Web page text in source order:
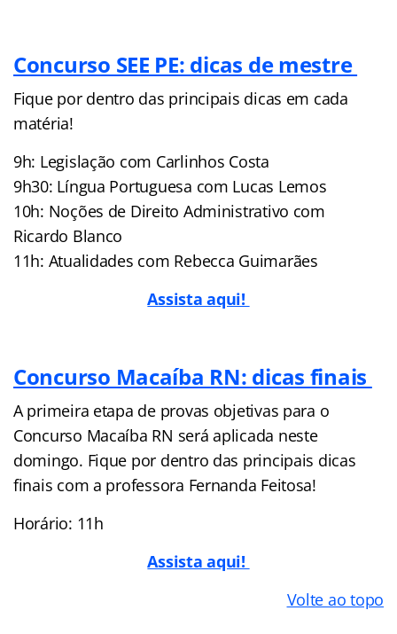
Concurso SEE PE: dicas de mestre
Fique por dentro das principais dicas em cada
matéria!
9h: Legislação com Carlinhos Costa
9h30: Língua Portuguesa com Lucas Lemos
10h: Noções de Direito Administrativo com
Ricardo Blanco
11h: Atualidades com Rebecca Guimarães
Assista aqui!
Concurso Macaíba RN: dicas finais
A primeira etapa de provas objetivas para o
Concurso Macaíba RN será aplicada neste
domingo. Fique por dentro das principais dicas
finais com a professora Fernanda Feitosa!
Horário: 11h
Assista aqui!
Volte ao topo